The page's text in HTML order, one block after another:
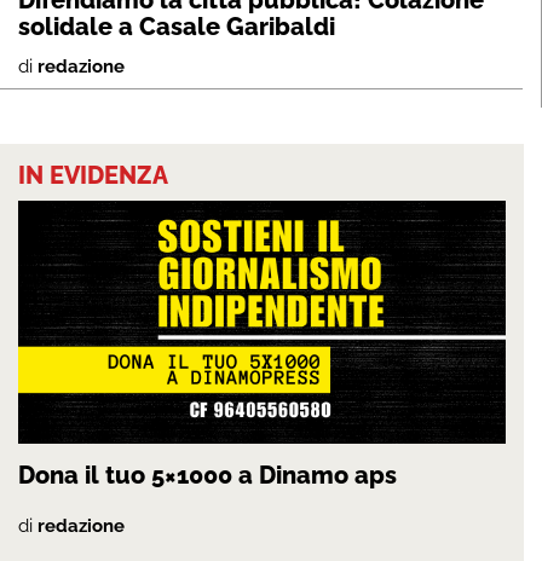
solidale a Casale Garibaldi
di redazione
IN EVIDENZA
Dona il tuo 5×1000 a Dinamo aps
di redazione